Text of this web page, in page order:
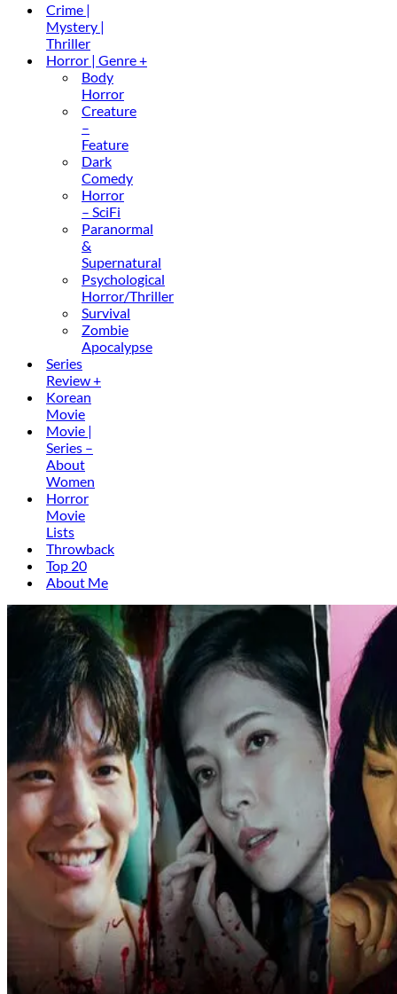
Crime |
Mystery |
Thriller
Horror | Genre +
Body
Horror
Creature
–
Feature
Dark
Comedy
Horror
– SciFi
Paranormal
&
Supernatural
Psychological
Horror/Thriller
Survival
Zombie
Apocalypse
Series
Review +
Korean
Movie
Movie |
Series –
About
Women
Horror
Movie
Lists
Throwback
Top 20
About Me